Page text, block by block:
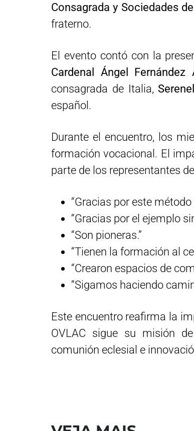
Consagrada y Sociedades
fraterno.
El evento contó con la
Cardenal Ángel Fernández
consagrada de Italia,
español.
Durante el encuentro, los
formación vocacional. El
parte de los representantes
“Gracias por este método
“Gracias por el ejemplo
“Son pioneras.”
“Tienen la formación al
“Crearon espacios de
“Sigamos haciendo
Este encuentro reafirma la
OVLAC sigue su misión
comunión eclesial e